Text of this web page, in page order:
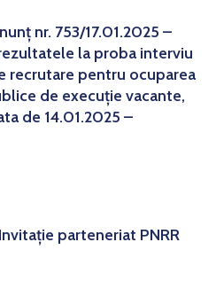
nr. 753/17.01.2025 –
la proba interviu
recrutare pentru ocuparea
de execuție vacante,
de 14.01.2025 –
parteneriat PNRR